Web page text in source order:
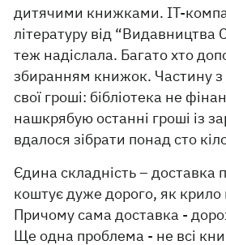
дитячими книжками. IT-
літературу від “Видавництва
теж надіслала. Багато хто
збиранням книжок. Частину з
свої гроші: бібліотека не
нашкрябую останні гроші із
вдалося зібрати понад сто
Єдина складність – доставка
коштує дуже дорого, як крило
Причому сама доставка -
Ще одна проблема - не всі